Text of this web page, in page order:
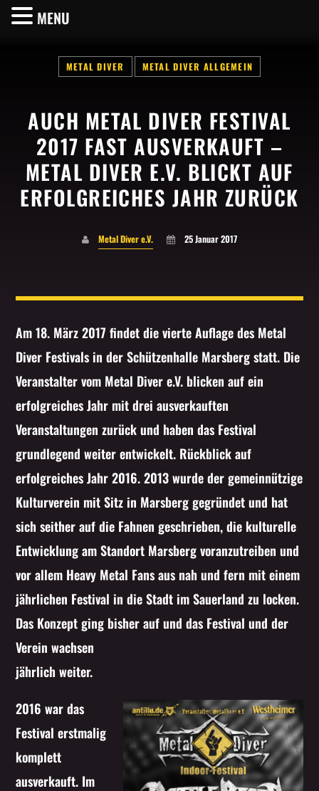
SHARE THIS PAGE ON:
Twitter
Facebook
Whatsapp
METAL DIVER METAL DIVER ALLGEMEIN
AUCH METAL DIVER FESTIVAL
2017 FAST AUSVERKAUFT –
METAL DIVER E.V. BLICKT AUF
ERFOLGREICHES JAHR ZURÜCK
Metal Diver e.V. 25 Januar 2017
Am 18. März 2017 findet die vierte Auflage des Metal
Diver Festivals in der Schützenhalle Marsberg statt. Die
Veranstalter vom Metal Diver e.V. blicken auf ein
erfolgreiches Jahr mit drei ausverkauften
Veranstaltungen zurück und haben das Festival
grundlegend weiter entwickelt. Rückblick auf
erfolgreiches Jahr 2016. 2013 wurde der gemeinnützige
Kulturverein mit Sitz in Marsberg gegründet und hat
sich seither auf die Fahnen geschrieben, die kulturelle
Entwicklung am Standort Marsberg voranzutreiben und
vor allem Heavy Metal Fans aus nah und fern mit einem
jährlichen Festival in die Stadt im Sauerland zu locken.
Das Konzept ging bisher auf und das Festival und der
Verein wachsen
jährlich weiter.
2016 war das
Festival erstmalig
komplett
ausverkauft. Im
MENU